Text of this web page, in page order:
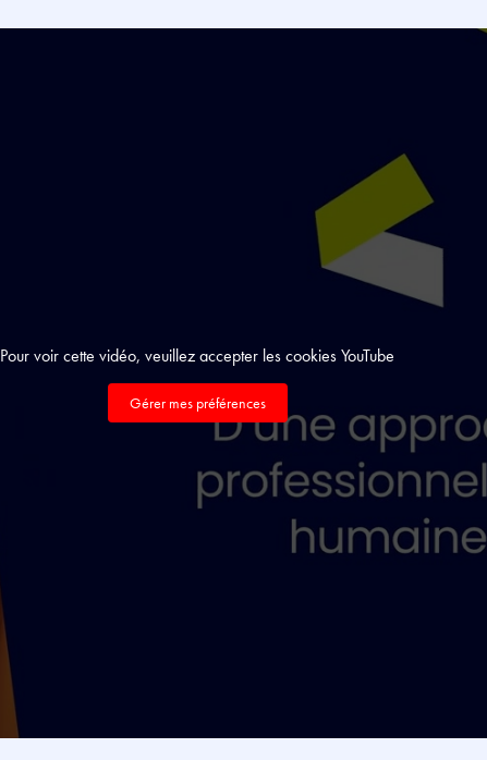
Pour voir cette vidéo, veuillez accepter les cookies YouTube
Gérer mes préférences